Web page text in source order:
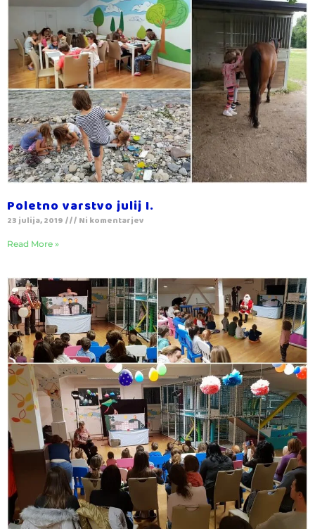
Poletno varstvo julij I.
23 julija, 2019 Ni komentarjev
Read More »